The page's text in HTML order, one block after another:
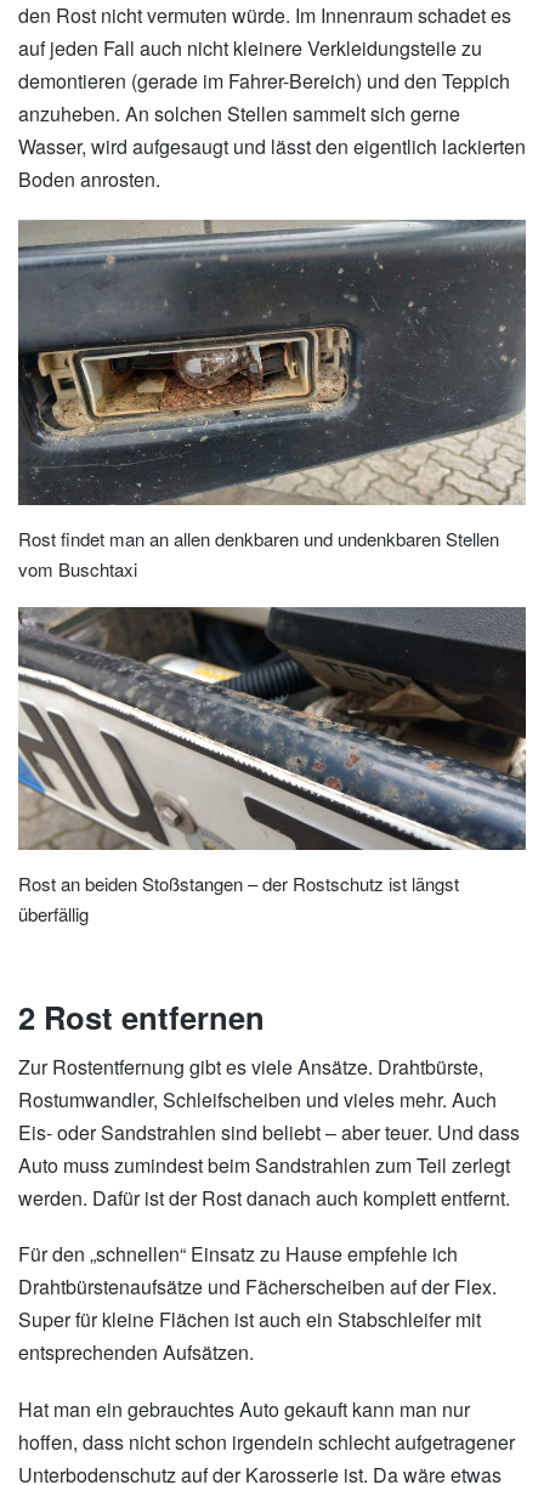
den Rost nicht vermuten würde. Im Innenraum schadet es
auf jeden Fall auch nicht kleinere Verkleidungsteile zu
demontieren (gerade im Fahrer-Bereich) und den Teppich
anzuheben. An solchen Stellen sammelt sich gerne
Wasser, wird aufgesaugt und lässt den eigentlich lackierten
Boden anrosten.
Rost findet man an allen denkbaren und undenkbaren Stellen
vom Buschtaxi
Rost an beiden Stoßstangen – der Rostschutz ist längst
überfällig
2 Rost entfernen
Zur Rostentfernung gibt es viele Ansätze. Drahtbürste,
Rostumwandler, Schleifscheiben und vieles mehr. Auch
Eis- oder Sandstrahlen sind beliebt – aber teuer. Und dass
Auto muss zumindest beim Sandstrahlen zum Teil zerlegt
werden. Dafür ist der Rost danach auch komplett entfernt.
Für den „schnellen“ Einsatz zu Hause empfehle ich
Drahtbürstenaufsätze und Fächerscheiben auf der Flex.
Super für kleine Flächen ist auch ein Stabschleifer mit
entsprechenden Aufsätzen.
Hat man ein gebrauchtes Auto gekauft kann man nur
hoffen, dass nicht schon irgendein schlecht aufgetragener
Unterbodenschutz auf der Karosserie ist. Da wäre etwas